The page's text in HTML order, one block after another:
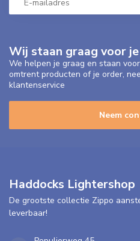
Wij staan graag voor
We helpen je graag en staan
omtrent producten of je order,
klantenservice
Neem
Haddocks Lightershop
De grootste collectie Zippo
leverbaar!